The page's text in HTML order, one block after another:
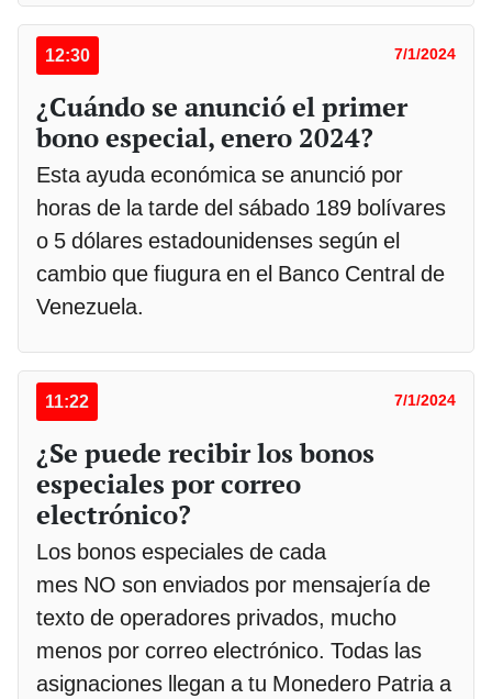
12:30 7/1/2024
¿Cuándo se anunció el primer
bono especial, enero 2024?
Esta ayuda económica se anunció por
horas de la tarde del sábado 189 bolívares
o 5 dólares estadounidenses según el
cambio que fiugura en el Banco Central de
Venezuela.
11:22 7/1/2024
¿Se puede recibir los bonos
especiales por correo
electrónico?
Los bonos especiales de cada
mes NO son enviados por mensajería de
texto de operadores privados, mucho
menos por correo electrónico. Todas las
asignaciones llegan a tu Monedero Patria a